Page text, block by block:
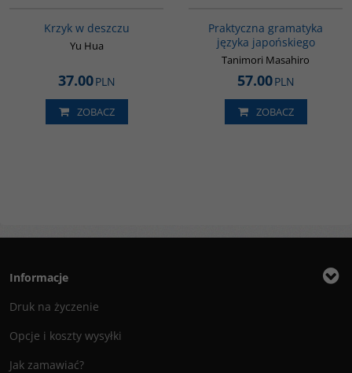
Krzyk w deszczu
Yu Hua
37.00PLN
ZOBACZ
Praktyczna gramatyka
języka japońskiego
Tanimori Masahiro
57.00PLN
ZOBACZ
Informacje
Druk na życzenie
Opcje i koszty wysyłki
Jak zamawiać?